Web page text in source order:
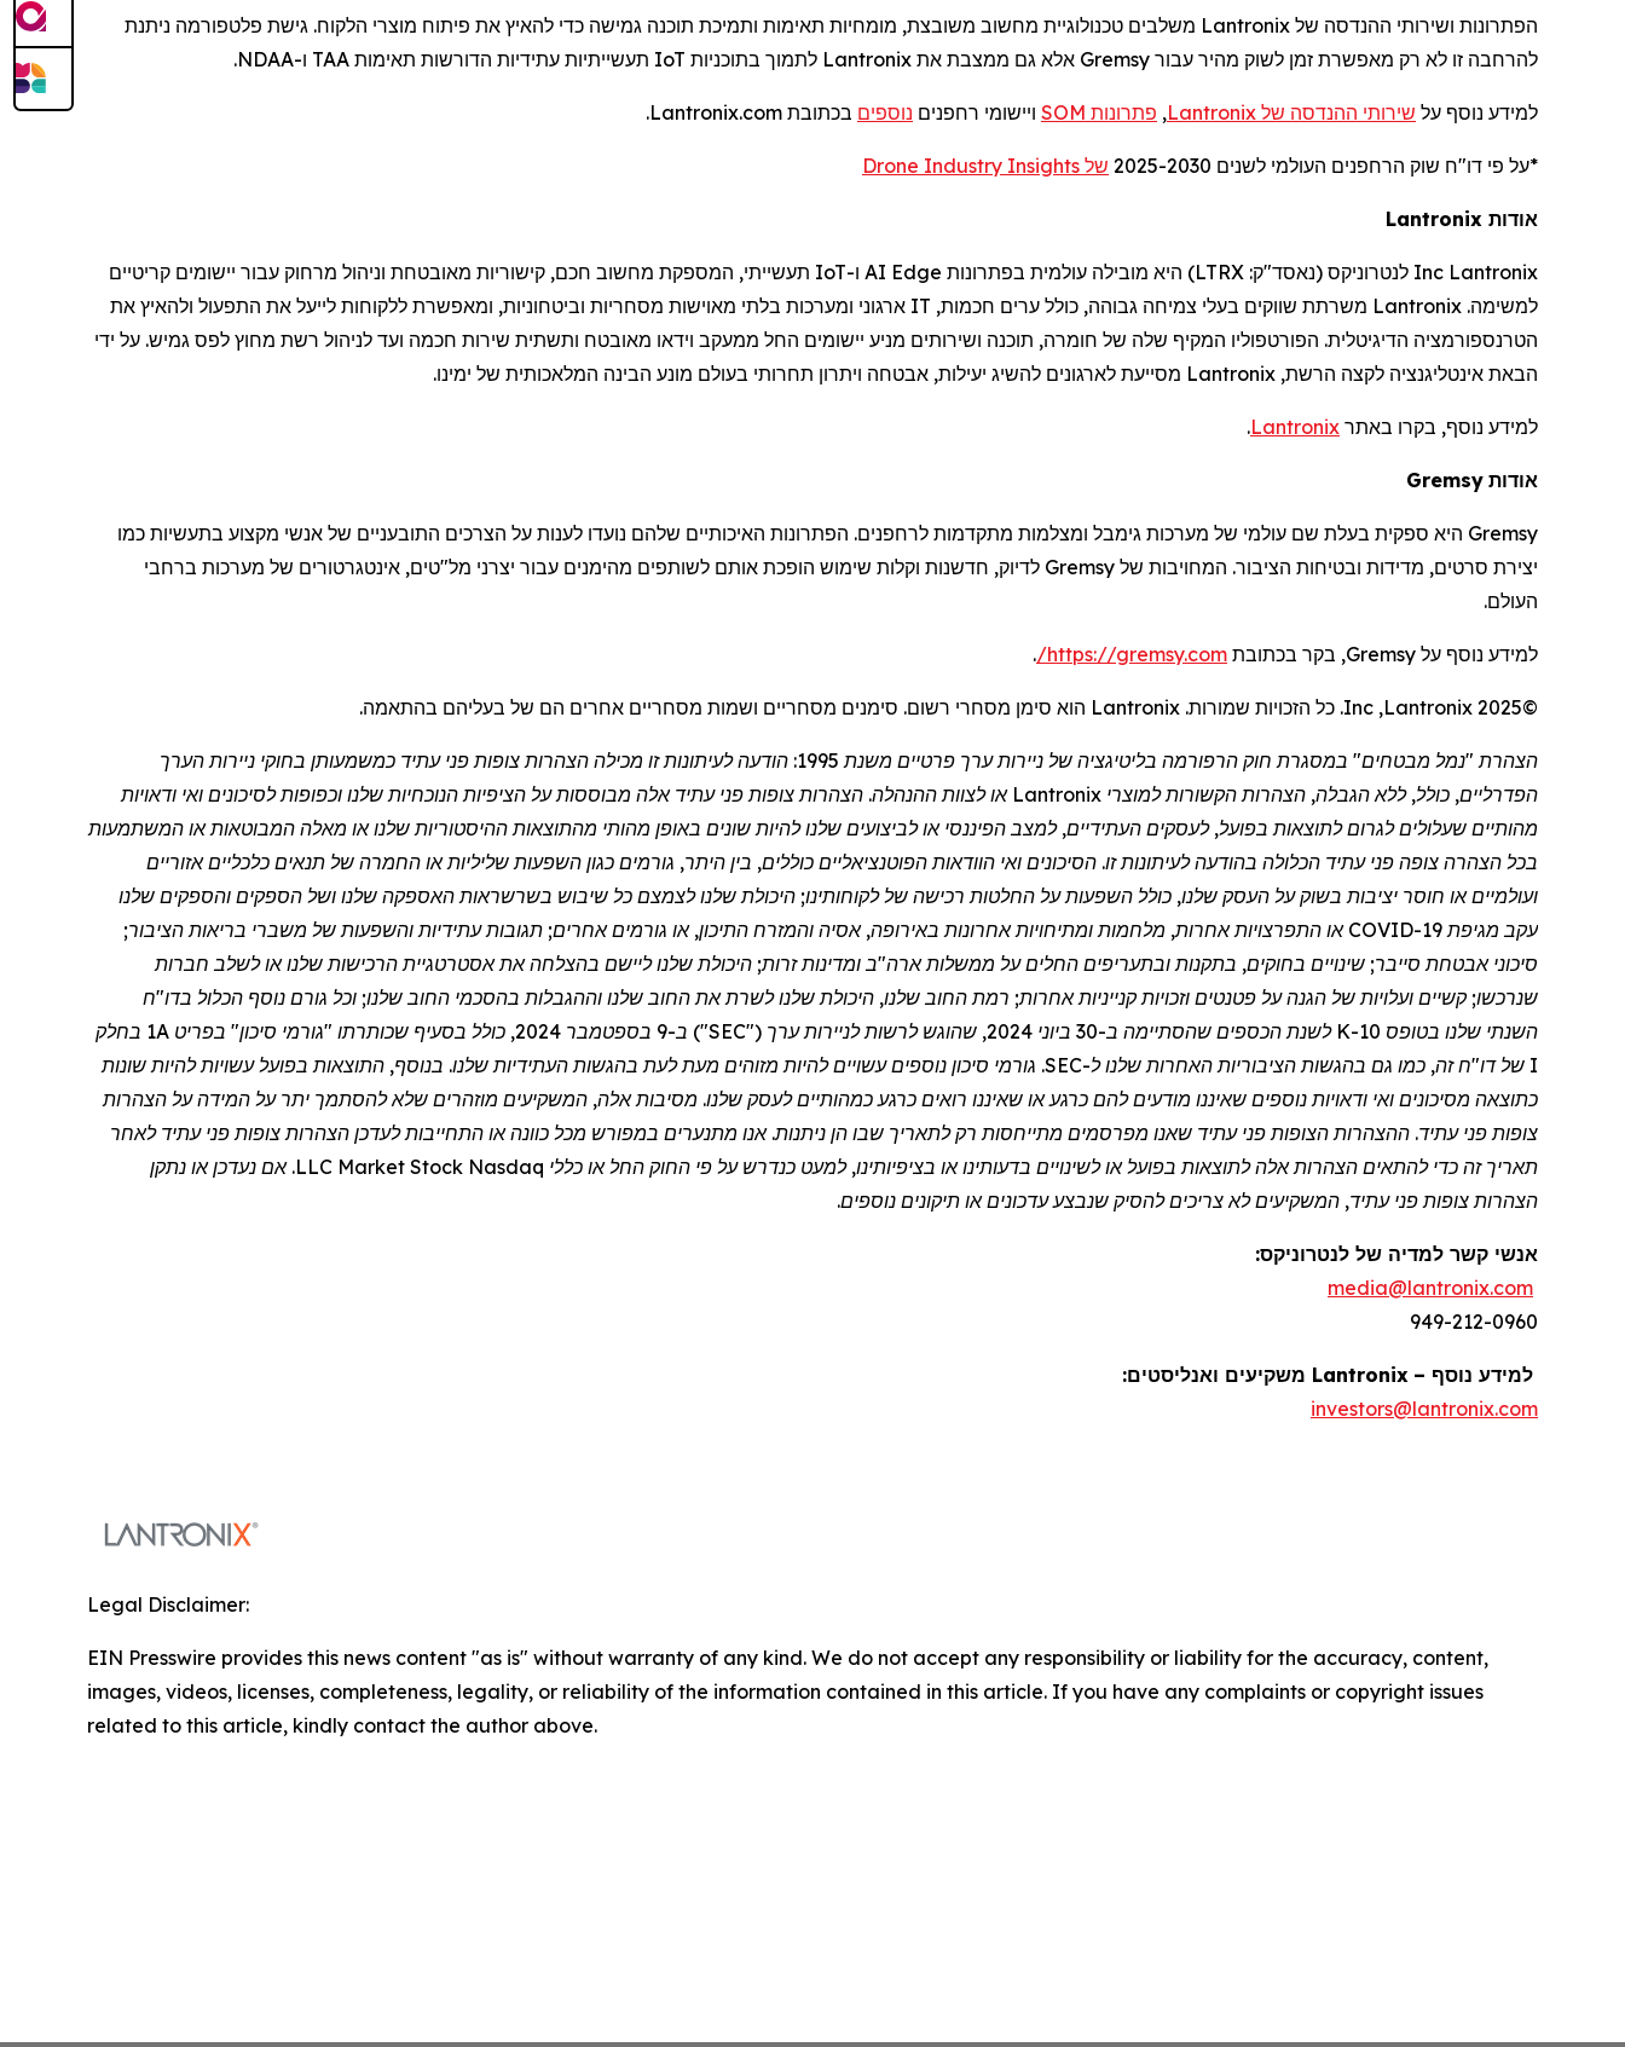
הפתרונות ושירותי ההנדסה של Lantronix משלבים טכנולוגיית מחשוב משובצת, מומחיות תאימות ותמיכת תוכנה גמישה כדי להאיץ את פיתוח מוצרי הלקוח. גישת פלטפורמה ניתנת
להרחבה זו לא רק מאפשרת זמן לשוק מהיר עבור Gremsy אלא גם ממצבת את Lantronix לתמוך בתוכניות IoT תעשייתיות עתידיות הדורשות תאימות TAA ו-NDAA.
למידע נוסף על שירותי ההנדסה של Lantronix
, פתרונות SOM ויישומי רחפנים נוספים בכתובת Lantronix.com.
*על פי דו"ח שוק הרחפנים העולמי לשנים 2025-2030 של Drone Industry Insights
אודות Lantronix
Lantronix
Inc לנטרוניקס (נאסד"ק: LTRX) היא מובילה עולמית בפתרונות Edge
AI ו-IoT תעשייתי, המספקת מחשוב חכם, קישוריות מאובטחת וניהול מרחוק עבור יישומים קריטיים
למשימה. Lantronix משרתת שווקים בעלי צמיחה גבוהה, כולל ערים חכמות, IT ארגוני ומערכות בלתי מאוישות מסחריות וביטחוניות, ומאפשרת ללקוחות לייעל את התפעול ולהאיץ את
הטרנספורמציה הדיגיטלית. הפורטפוליו המקיף שלה של חומרה, תוכנה ושירותים מניע יישומים החל ממעקב וידאו מאובטח ותשתית שירות חכמה ועד לניהול רשת מחוץ לפס גמיש. על ידי
הבאת אינטליגנציה לקצה הרשת, Lantronix מסייעת לארגונים להשיג יעילות, אבטחה ויתרון תחרותי בעולם מונע הבינה המלאכותית של ימינו.
למידע נוסף, בקרו באתר Lantronix
.
אודות Gremsy
Gremsy היא ספקית בעלת שם עולמי של מערכות גימבל ומצלמות מתקדמות לרחפנים. הפתרונות האיכותיים שלהם נועדו לענות על הצרכים התובעניים של אנשי מקצוע בתעשיות כמו
יצירת סרטים, מדידות ובטיחות הציבור. המחויבות של Gremsy לדיוק, חדשנות וקלות שימוש הופכת אותם לשותפים מהימנים עבור יצרני מל"טים, אינטגרטורים של מערכות ברחבי
העולם.
למידע נוסף על Gremsy, בקר בכתובת https://gremsy.com
/
.
©2025
Lantronix
,
Inc. כל הזכויות שמורות. Lantronix הוא סימן מסחרי רשום. סימנים מסחריים ושמות מסחריים אחרים הם של בעליהם בהתאמה.
הצהרת "נמל מבטחים" במסגרת חוק הרפורמה בליטיגציה של ניירות ערך פרטיים משנת 1995: הודעה לעיתונות זו מכילה הצהרות צופות פני עתיד כמשמעותן בחוקי ניירות הערך
הפדרליים, כולל, ללא הגבלה, הצהרות הקשורות למוצרי Lantronix או לצוות ההנהלה. הצהרות צופות פני עתיד אלה מבוססות על הציפיות הנוכחיות שלנו וכפופות לסיכונים ואי ודאויות
מהותיים שעלולים לגרום לתוצאות בפועל, לעסקים העתידיים, למצב הפיננסי או לביצועים שלנו להיות שונים באופן מהותי מהתוצאות ההיסטוריות שלנו או מאלה המבוטאות או המשתמעות
בכל הצהרה צופה פני עתיד הכלולה בהודעה לעיתונות זו. הסיכונים ואי הוודאות הפוטנציאליים כוללים, בין היתר, גורמים כגון השפעות שליליות או החמרה של תנאים כלכליים אזוריים
ועולמיים או חוסר יציבות בשוק על העסק שלנו, כולל השפעות על החלטות רכישה של לקוחותינו; היכולת שלנו לצמצם כל שיבוש בשרשראות האספקה שלנו ושל הספקים והספקים שלנו
עקב מגיפת
COVID-19 או התפרצויות אחרות, מלחמות ומתיחויות אחרונות באירופה, אסיה והמזרח התיכון, או גורמים אחרים; תגובות עתידיות והשפעות של משברי בריאות הציבור;
סיכוני אבטחת סייבר; שינויים בחוקים, בתקנות ובתעריפים החלים על ממשלות ארה"ב ומדינות זרות; היכולת שלנו ליישם בהצלחה את אסטרטגיית הרכישות שלנו או לשלב חברות
שנרכשו; קשיים ועלויות של הגנה על פטנטים וזכויות קנייניות אחרות; רמת החוב שלנו, היכולת שלנו לשרת את החוב שלנו וההגבלות בהסכמי החוב שלנו; וכל גורם נוסף הכלול בדו"ח
השנתי שלנו בטופס 10-K לשנת הכספים שהסתיימה ב-30 ביוני 2024, שהוגש לרשות לניירות ערך ("SEC") ב-9 בספטמבר 2024, כולל בסעיף שכותרתו "גורמי סיכון" בפריט 1A בחלק
I של דו
"
ח זה, כמו גם בהגשות הציבוריות האחרות שלנו ל-SEC. גורמי סיכון נוספים עשויים להיות מזוהים מעת לעת בהגשות העתידיות שלנו. בנוסף, התוצאות בפועל עשויות להיות שונות
כתוצאה מסיכונים ואי ודאויות נוספים שאיננו מודעים להם כרגע או שאיננו רואים כרגע כמהותיים לעסק שלנו. מסיבות אלה, המשקיעים מוזהרים שלא להסתמך יתר על המידה על הצהרות
צופות פני עתיד. ההצהרות הצופות פני עתיד שאנו מפרסמים מתייחסות רק לתאריך שבו הן ניתנות. אנו מתנערים במפורש מכל כוונה או התחייבות לעדכן הצהרות צופות פני עתיד לאחר
תאריך זה כדי להתאים הצהרות אלה לתוצאות בפועל או לשינויים בדעותינו או בציפיותינו, למעט כנדרש על פי החוק החל או כללי Nasdaq
Market
LLC. אם נעדכן או נתקן
הצהרות צופות פני עתיד, המשקיעים לא צריכים להסיק שנבצע עדכונים או תיקונים נוספים.
אנשי קשר למדיה של לנטרוניקס:
media@lantronix.com
949-212-0960
למידע נוסף – Lantronix משקיעים ואנליסטים:
investors@lantronix.com
Legal Disclaimer:
EIN Presswire provides this news content "as is" without warranty of any kind. We do not accept any responsibility or liability for the accuracy, content,
images, videos, licenses, completeness, legality, or reliability of the information contained in this article. If you have any complaints or copyright issues
related to this article, kindly contact the author above.